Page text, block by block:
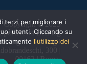
Copyright © 2025
SportNews BetFlag
Legale: Via degli
300 |
00163 | Roma
terzi per migliorare i
utenti. Cliccando su
l'utilizzo dei